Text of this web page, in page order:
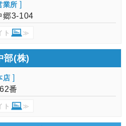
業所 ]
郷3-104
ト ≫
部(株)
店 ]
番
ト ≫